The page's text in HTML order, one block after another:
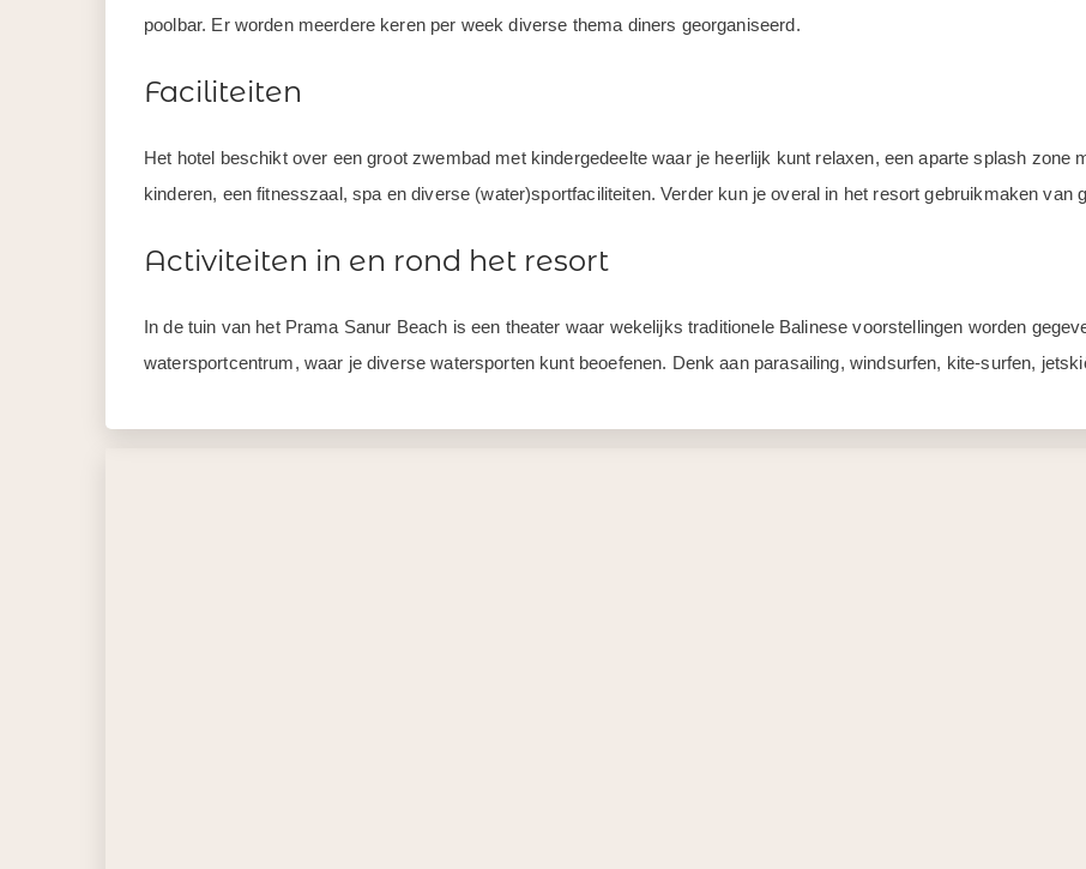
poolbar. Er worden meerdere keren per week diverse thema diners georganiseerd.
Faciliteiten
Het hotel beschikt over een groot zwembad met kindergedeelte waar je heerlijk kunt relaxen, een aparte splash zone
kinderen, een fitnesszaal, spa en diverse (water)sportfaciliteiten. Verder kun je overal in het resort gebruikmaken van
Activiteiten in en rond het resort
In de tuin van het Prama Sanur Beach is een theater waar wekelijks traditionele Balinese voorstellingen worden
watersportcentrum, waar je diverse watersporten kunt beoefenen. Denk aan parasailing, windsurfen, kite-surfen,